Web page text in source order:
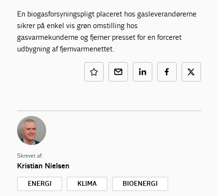
En biogasforsyningspligt placeret hos gasleverandørerne
sikrer på enkel vis grøn omstilling hos
gasvarmekunderne og fjerner presset for en forceret
udbygning af fjernvarmenettet.
Skrevet af:
Kristian Nielsen
ENERGI KLIMA BIOENERGI